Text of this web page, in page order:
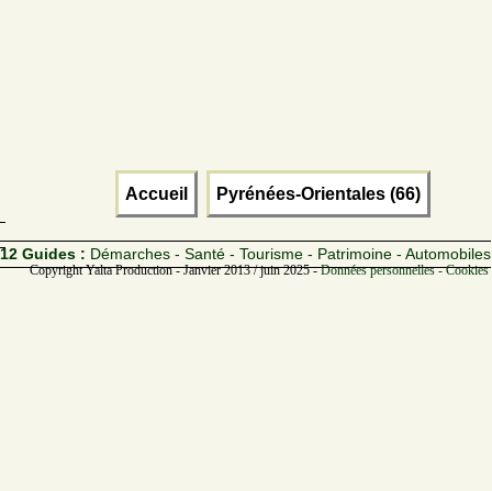
Accueil Pyrénées-Orientales (66)
12 Guides : Démarches - Santé - Tourisme - Patrimoine - Automobiles
Copyright Yalta Production - Janvier 2013 / juin 2025 -Données personnelles -